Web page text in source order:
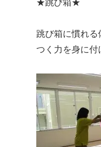
★跳び箱★
跳び箱に慣れ
つく力を身に付